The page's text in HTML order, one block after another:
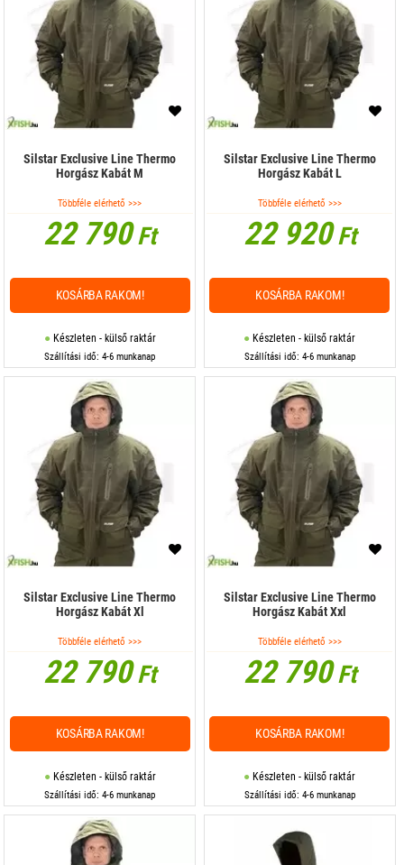
Silstar Exclusive Line Thermo
Horgász Kabát M
Többféle elérhető >>>
22 790Ft
Készleten - külső raktár
Szállítási idő: 4-6 munkanap
KOSÁRBA RAKOM!
Silstar Exclusive Line Thermo
Horgász Kabát L
Többféle elérhető >>>
22 920Ft
Készleten - külső raktár
Szállítási idő: 4-6 munkanap
KOSÁRBA RAKOM!
Silstar Exclusive Line Thermo
Horgász Kabát Xl
Többféle elérhető >>>
22 790Ft
Készleten - külső raktár
Szállítási idő: 4-6 munkanap
KOSÁRBA RAKOM!
Silstar Exclusive Line Thermo
Horgász Kabát Xxl
Többféle elérhető >>>
22 790Ft
Készleten - külső raktár
Szállítási idő: 4-6 munkanap
KOSÁRBA RAKOM!